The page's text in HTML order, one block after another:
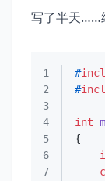
写了半天……
1 #
2
#
3
4
int
5
6
7